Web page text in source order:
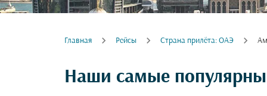
Главная Рейсы Cтрана прилёта: ОАЭ
Наши самые
Попробуйте обновить свой маршрут